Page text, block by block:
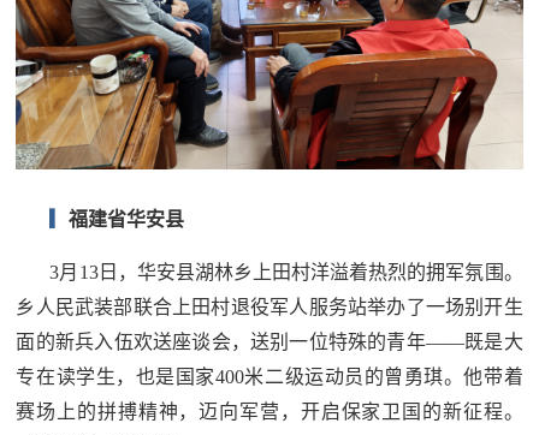
▎福建省华安县
3月13日，华安县湖林乡上田村洋溢着热烈的拥军氛围。
乡人民武装部联合上田村退役军人服务站举办了一场别开生
面的新兵入伍欢送座谈会，送别一位特殊的青年——既是大
专在读学生，也是国家400米二级运动员的曾勇琪。他带着
赛场上的拼搏精神，迈向军营，开启保家卫国的新征程。